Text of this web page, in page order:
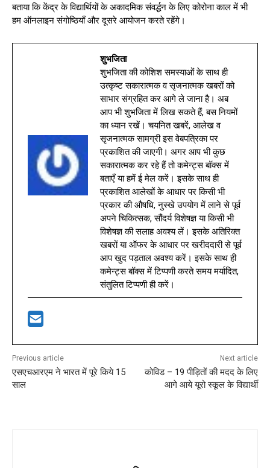
बताया कि केंद्र के विद्यार्थियों के अकादमिक संवर्द्धन के लिए कोरोना काल में भी
हम ऑनलाइन संगोष्ठियाँ और दूसरे आयोजन करते रहेंगे।
शुभजिता
शुभजिता की कोशिश समस्याओं के साथ ही
उत्कृष्ट सकारात्मक व सृजनात्मक खबरों को
साभार संग्रहित कर आगे ले जाना है। अब
आप भी शुभजिता में लिख सकते हैं, बस नियमों
का ध्यान रखें। चयनित खबरें, आलेख व
सृजनात्मक सामग्री इस वेबपत्रिका पर
प्रकाशित की जाएगी। अगर आप भी कुछ
सकारात्मक कर रहे हैं तो कमेन्ट्स बॉक्स में
बताएँ या हमें ई मेल करें। इसके साथ ही
प्रकाशित आलेखों के आधार पर किसी भी
प्रकार की औषधि, नुस्खे उपयोग में लाने से पूर्व
अपने चिकित्सक, सौंदर्य विशेषज्ञ या किसी भी
विशेषज्ञ की सलाह अवश्य लें। इसके अतिरिक्त
खबरों या ऑफर के आधार पर खरीददारी से पूर्व
आप खुद पड़ताल अवश्य करें। इसके साथ ही
कमेन्ट्स बॉक्स में टिप्पणी करते समय मर्यादित,
संतुलित टिप्पणी ही करें।
Previous article
एसएचआरएम ने भारत में पूरे किये 15
साल
Next article
कोविड – 19 पीड़ितों की मदद के लिए
आगे आये यूरो स्कूल के विद्यार्थी